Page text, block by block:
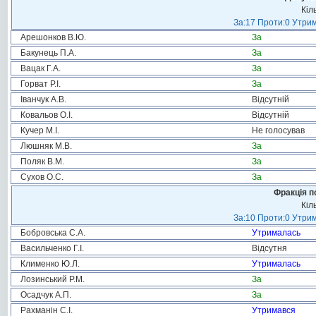
За:17 Проти:0
Арешонков В.Ю.
За
Бакунець П.А.
За
Вацак Г.А.
За
Горват Р.І.
За
Іванчук А.В.
Відсутній
Ковальов О.І.
Відсутній
Кучер М.І.
Не голосував
Люшняк М.В.
За
Поляк В.М.
За
Сухов О.С.
За
Фракція
За:10 Проти:0
Бобровська С.А.
Утрималась
Васильченко Г.І.
Відсутня
Клименко Ю.Л.
Утрималась
Лозинський Р.М.
За
Осадчук А.П.
За
Рахманін С.І.
Утримався